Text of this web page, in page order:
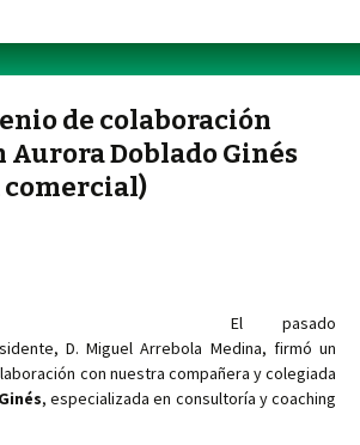
de colaboración
Doblado Ginés
El pasado
D. Miguel Arrebola Medina, firmó un
con nuestra compañera y colegiada
, especializada en consultoría y coaching